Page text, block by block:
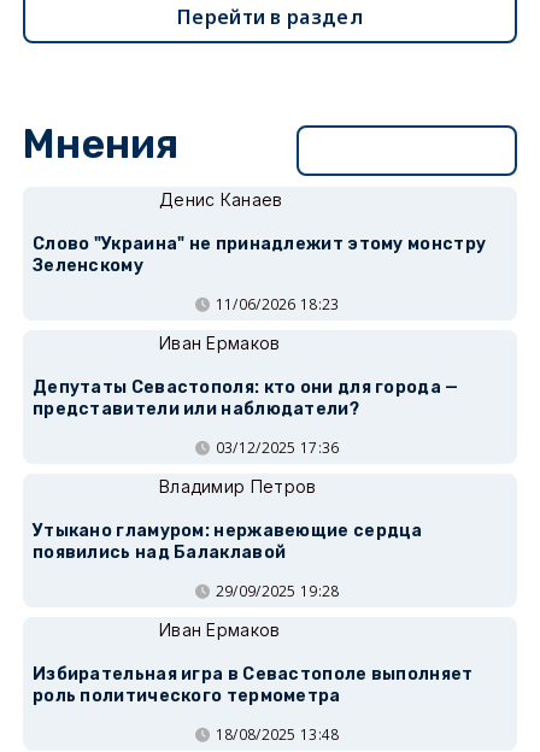
Перейти в раздел
Мнения
Денис Канаев
Слово "Украина" не принадлежит этому монстру
Зеленскому
11/06/2026 18:23
Иван Ермаков
Депутаты Севастополя: кто они для города —
представители или наблюдатели?
03/12/2025 17:36
Владимир Петров
Утыкано гламуром: нержавеющие сердца
появились над Балаклавой
29/09/2025 19:28
Иван Ермаков
Избирательная игра в Севастополе выполняет
роль политического термометра
18/08/2025 13:48